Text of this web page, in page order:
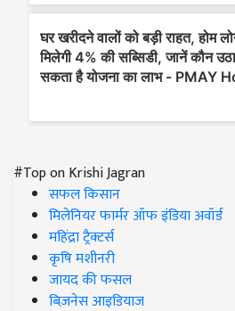
#Top on Krishi Jagran
सफल किसान
मिलेनियर फार्मर ऑफ इंडिया अवॉर्ड
महिंद्रा ट्रैक्टर्स
कृषि मशीनरी
जायद की फसल
बिज़नेस आइडियाज